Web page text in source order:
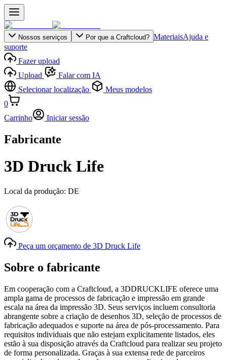
Nossos serviços Por que a Craftcloud? MateriaisAjuda e
suporte
Fazer upload
Upload
Falar com IA
Selecionar localização
Meus modelos
0
Carrinho
Iniciar sessão
Fabricante
3D Druck Life
Local da produção: DE
Peça um orçamento de 3D Druck Life
Sobre o fabricante
Em cooperação com a Craftcloud, a 3DDRUCKLIFE oferece uma
ampla gama de processos de fabricação e impressão em grande
escala na área da impressão 3D. Seus serviços incluem consultoria
abrangente sobre a criação de desenhos 3D, seleção de processos de
fabricação adequados e suporte na área de pós-processamento. Para
requisitos individuais que não estejam explicitamente listados, eles
estão à sua disposição através da Craftcloud para realizar seu projeto
de forma personalizada. Graças à sua extensa rede de parceiros